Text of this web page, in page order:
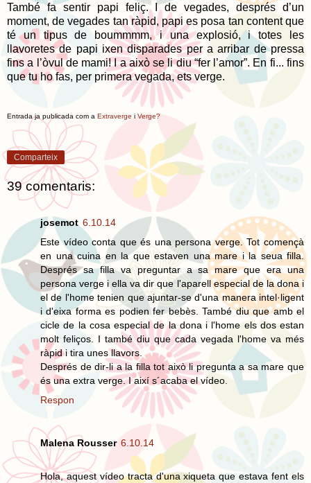
També fa sentir papi feliç. I de vegades, després d’un
moment, de vegades tan ràpid, papi es posa tan content que
té un tipus de boummmm, i una explosió, i totes les
llavoretes de papi ixen disparades per a arribar de pressa
fins a l’òvul de mami! I a això se li diu “fer l’amor”. En fi... fins
que tu ho fas, per primera vegada, ets verge.
Entrada ja publicada com a Extraverge i Verge?
Comparteix
39 comentaris:
josemot 6.10.14
Este vídeo conta que és una persona verge. Tot començà
en una cuina en la que estaven una mare i la seua filla.
Després sa filla va preguntar a sa mare que era una
persona verge i ella va dir que l'aparell especial de la dona i
el de l'home tenien que ajuntar-se d'una manera intel·ligent
i d'eixa forma es podien fer bebès. També diu que amb el
cicle de la cosa especial de la dona i l'home els dos estan
molt feliços. I també diu que cada vegada l'home va més
ràpid i tira unes llavors.
Després de dir-li a la filla tot això li pregunta a sa mare que
és una extra verge. I així s´acaba el vídeo.
Respon
Malena Rousser 6.10.14
Hola, aquest vídeo tracta d'una xiqueta que estava fent els